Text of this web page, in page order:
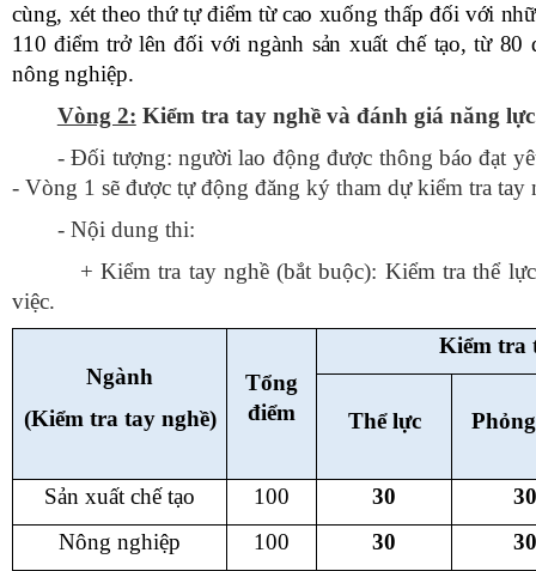
cùng, xét theo thứ tự điểm từ cao xuống thấp đối với
110 điểm trở lên đối với ngành sản xuất chế tạo,từ 80
nông nghiệp.
Vòng 2: Kiểm tra tay nghề và đánh giá năng
-Đối tượng: người lao động được thông báo đạt
- Vòng 1 sẽ được tự động đăng ký tham dự kiểm tra tay
- Nội dung thi:
+ Kiểm tra tay nghề (bắt buộc): Kiểm tra thể lực,
việc.
Ngành
(Kiểm tra tay nghề)
Tổng
điểm
Kiểm tra
Thể lực
Sản xuất chế tạo 100 30
30
Nông nghiệp
100 30
30